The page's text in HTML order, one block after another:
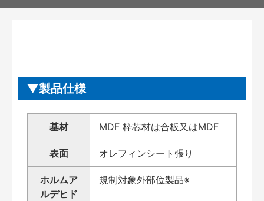
製品仕様
基材 MDF 枠芯材は合板又はMDF
表面 オレフィンシート張り
ホルムア
ルデヒド
規制対象外部位製品※